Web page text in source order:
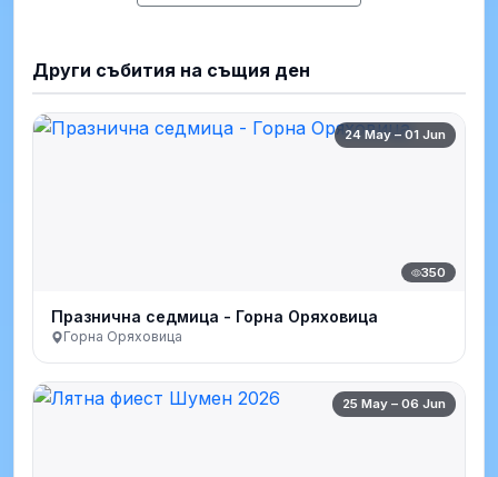
Други събития на същия ден
24 May – 01 Jun
350
Празнична седмица - Горна Оряховица
Горна Оряховица
25 May – 06 Jun